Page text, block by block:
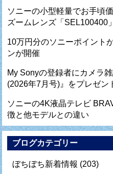
ソニーの小型軽量でお手頃
ズームレンズ「SEL100400」
10万円分のソニーポイント
ンが開催
My Sonyの登録者にカメラ
(2026年7月号)』をプレゼン
ソニーの4K液晶テレビ
徴と他モデルとの違い
ブログカテゴリー
ぼちぼち新着情報 (203)